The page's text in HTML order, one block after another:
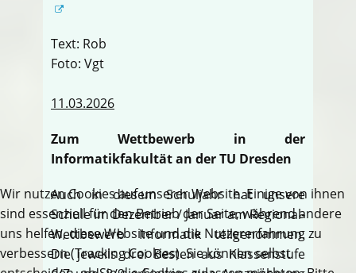
Text: Rob
Foto: Vgt
11.03.2026
Zum Wettbewerb in der
Informatikfakultät an der TU Dresden
Auch in diesem Schuljahr hat unsere
Schule im Dezember / Januar am Regional-
Wettbewerb Informatik teilgenommen.
Die jeweils drei Besten aus Klassenstufe
Wir nutzen Cookies auf unserer Website. Einige von ihnen
sind essenziell für den Betrieb der Seite, während andere
uns helfen, diese Website und die Nutzererfahrung zu
verbessern (Tracking Cookies). Sie können selbst